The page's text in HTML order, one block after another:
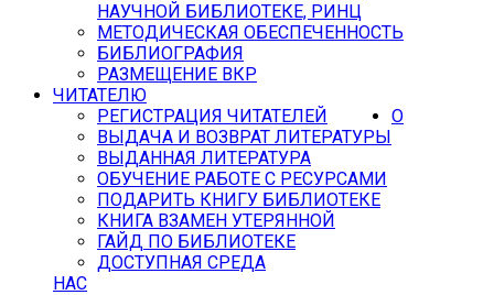
НАУЧНОЙ БИБЛИОТЕКЕ, РИНЦ
МЕТОДИЧЕСКАЯ ОБЕСПЕЧЕННОСТЬ
БИБЛИОГРАФИЯ
РАЗМЕЩЕНИЕ ВКР
ЧИТАТЕЛЮ
РЕГИСТРАЦИЯ ЧИТАТЕЛЕЙ
ВЫДАЧА И ВОЗВРАТ ЛИТЕРАТУРЫ
ВЫДАННАЯ ЛИТЕРАТУРА
ОБУЧЕНИЕ РАБОТЕ С РЕСУРСАМИ
ПОДАРИТЬ КНИГУ БИБЛИОТЕКЕ
КНИГА ВЗАМЕН УТЕРЯННОЙ
ГАЙД ПО БИБЛИОТЕКЕ
ДОСТУПНАЯ СРЕДА
О
НАС